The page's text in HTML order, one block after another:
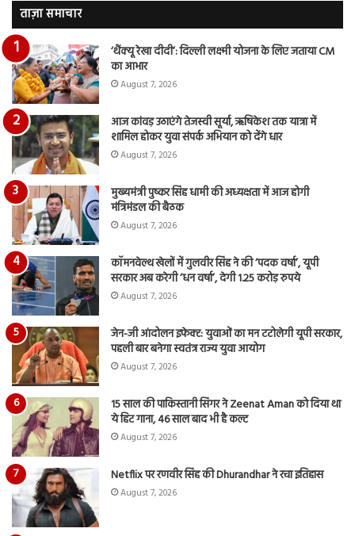
वीडियो…
ताज़ा समाचार
‘थैंक्यू रेखा दीदी’: दिल्ली लक्ष्मी योजना के लिए जताया CM
का आभार
August 7, 2026
आज कांवड़ उठाएंगे तेजस्वी सूर्या, ऋषिकेश तक यात्रा में
शामिल होकर युवा संपर्क अभियान को देंगे धार
August 7, 2026
मुख्यमंत्री पुष्कर सिंह धामी की अध्यक्षता में आज होगी
मंत्रिमंडल की बैठक
August 7, 2026
कॉमनवेल्थ खेलों में गुलवीर सिंह ने की ‘पदक वर्षा’, यूपी
सरकार अब करेगी ‘धन वर्षा’, देगी 1.25 करोड़ रुपये
August 7, 2026
जेन-जी आंदोलन इफेक्ट: युवाओं का मन टटोलेगी यूपी सरकार,
पहली बार बनेगा स्वतंत्र राज्य युवा आयोग
August 7, 2026
15 साल की पाकिस्तानी सिंगर ने Zeenat Aman को दिया था
ये हिट गाना, 46 साल बाद भी है कल्ट
August 7, 2026
Netflix पर रणवीर सिंह की Dhurandhar ने रचा इतिहास
August 7, 2026